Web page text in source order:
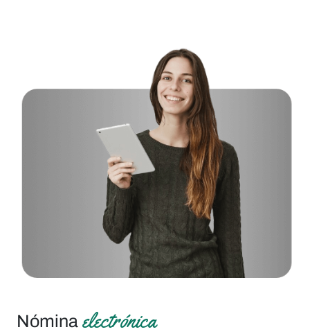
Nómina electrónica